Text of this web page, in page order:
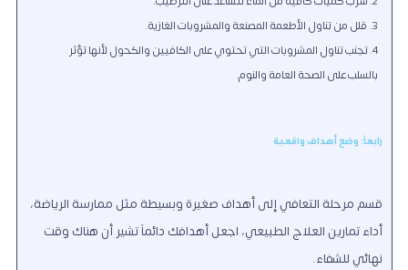
قلل من تناول الأطعمة المصنعة والمشروبات الغازية.
تجنب تناول المشروبات التي تحتوي على الكافيين والكحول لأنها تؤثر
بالسلب على الصحة العامة والنوم.
رابعاً: وضع أهداف واقعية
قسم مرحلة التعافي إلى أهداف صغيرة وبسيطة مثل ممارسة الرياضة،
أداء تمارين العلاج الطبيعي، اجعل أهدافك دائماً تشير أن هناك وقت
نهائي للشفاء.